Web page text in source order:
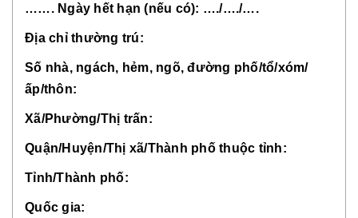
……. Ngày hết hạn (nếu có): …./…./….
Địa chỉ thường trú:
Số nhà, ngách, hẻm, ngõ, đường phố/tổ/xóm/
ấp/thôn:
Xã/Phường/Thị trấn:
Quận/Huyện/Thị xã/Thành phố thuộc tỉnh:
Tỉnh/Thành phố:
Quốc gia: